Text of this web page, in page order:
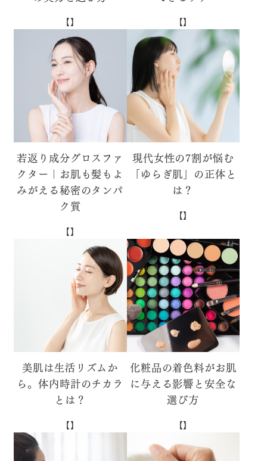
【】 【】
若返り成分グロスファ
クター｜お肌も髪もよ
みがえる秘密のタンパ
ク質
【】
現代女性の7割が悩む
「ゆらぎ肌」の正体と
は？
【】
美肌は生活リズムか
ら。体内時計のチカラ
とは？
【】
化粧品の着色料がお肌
に与える影響と安全な
選び方
【】